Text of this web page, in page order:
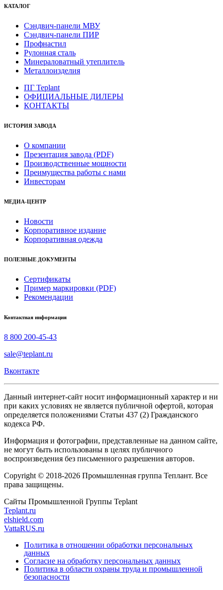
КАТАЛОГ
Сэндвич-панели МВУ
Сэндвич-панели ПИР
Профнастил
Рулонная сталь
Минераловатный утеплитель
Металлоизделия
ПГ Teplant
ОФИЦИАЛЬНЫЕ ДИЛЕРЫ
КОНТАКТЫ
ИСТОРИЯ ЗАВОДА
О компании
Презентация завода (PDF)
Производственные мощности
Преимущества работы с нами
Инвесторам
МЕДИА-ЦЕНТР
Новости
Корпоративное издание
Корпоративная одежда
ПОЛЕЗНЫЕ ДОКУМЕНТЫ
Сертификаты
Пример маркировки (PDF)
Рекомендации
Контактная информация
8 800 200-45-43
sale@teplant.ru
Вконтакте
Данный интернет-сайт носит информационный характер и ни
при каких условиях не является публичной офертой, которая
определяется положениями Статьи 437 (2) Гражданского
кодекса РФ.
Информация и фотографии, представленные на данном сайте,
не могут быть использованы в целях публичного
воспроизведения без письменного разрешения авторов.
Copyright © 2018-2026 Промышленная группа Теплант. Все
права защищены.
Сайты Промышленной Группы Teplant
Teplant.ru
elshield.com
VattaRUS.ru
Политика в отношении обработки персональных
данных
Согласие на обработку персональных данных
Политика в области охраны труда и промышленной
безопасности